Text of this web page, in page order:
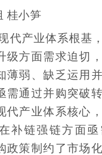
桂小笋
代产业体系根基
级方面需求迫切
薄弱、缺乏运用
需通过并购突破
代产业体系核心
补链强链方面
政策制约了市场